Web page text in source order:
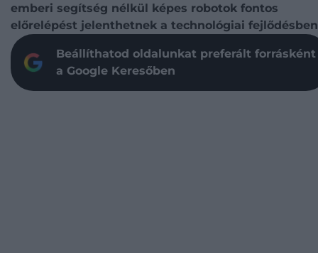
emberi segítség nélkül képes robotok fontos
előrelépést jelenthetnek a technológiai
Beállíthatod oldalunkat preferált forrásként
a Google Keresőben